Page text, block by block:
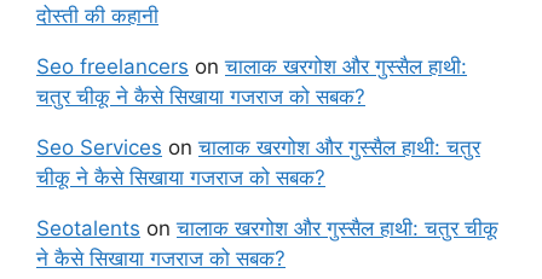
दोस्ती की कहानी
Seo freelancers onचालाक खरगोश और गुस्सैल हाथी:
चतुर चीकू ने कैसे सिखाया गजराज को सबक?
Seo Services onचालाक खरगोश और गुस्सैल हाथी: चतुर
चीकू ने कैसे सिखाया गजराज को सबक?
Seotalents onचालाक खरगोश और गुस्सैल हाथी: चतुर चीकू
ने कैसे सिखाया गजराज को सबक?